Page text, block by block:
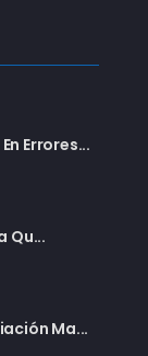
Errores...
Qu...
Ma...